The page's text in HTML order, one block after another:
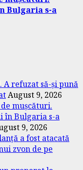
Bulgaria s-a
A refuzat să-și pună
August 9, 2026
mușcături.
în Bulgaria s-a
9, 2026
a fost atacată
zvon de pe